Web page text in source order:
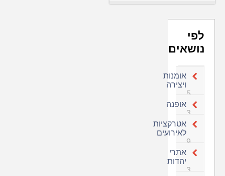
לפי
נושאים
אומנות
ויצירה
5
אופנה
3
אטרקציות
לאירועים
9
אתרי
יהדות
3